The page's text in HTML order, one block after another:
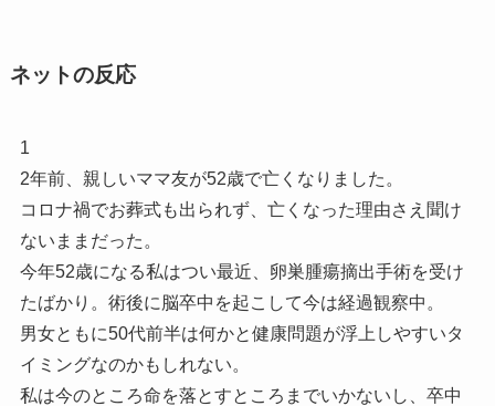
ネットの反応
1
2年前、親しいママ友が52歳で亡くなりました。
コロナ禍でお葬式も出られず、亡くなった理由さえ聞け
ないままだった。
今年52歳になる私はつい最近、卵巣腫瘍摘出手術を受け
たばかり。術後に脳卒中を起こして今は経過観察中。
男女ともに50代前半は何かと健康問題が浮上しやすいタ
イミングなのかもしれない。
私は今のところ命を落とすところまでいかないし、卒中